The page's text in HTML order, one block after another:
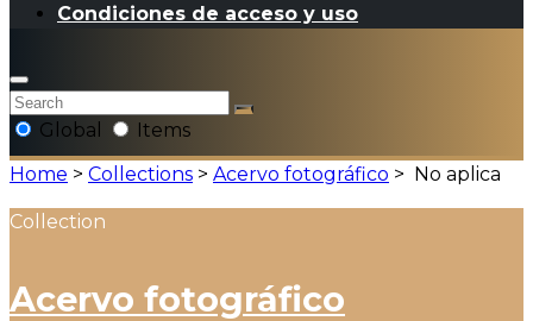
Condiciones de acceso y uso
Global
Items
Home > Collections > Acervo fotográfico > No aplica
Collection
Acervo fotográfico